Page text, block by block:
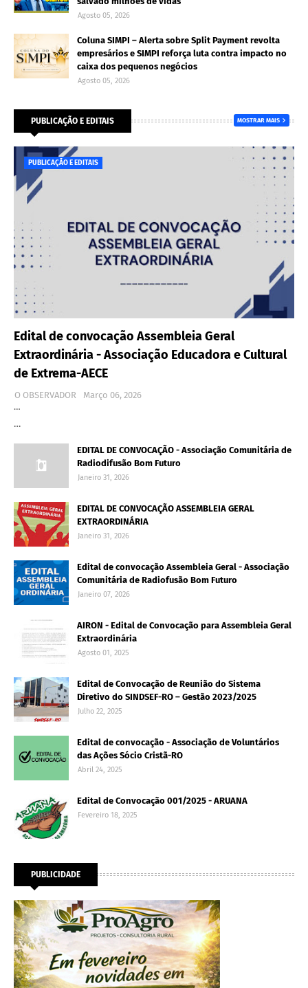
Agosto 05, 2026
Coluna SIMPI – Alerta sobre Split Payment revolta
empresários e SIMPI reforça luta contra impacto no
caixa dos pequenos negócios
Agosto 05, 2026
PUBLICAÇÃO E EDITAIS MOSTRAR MAIS
PUBLICAÇÃO E EDITAIS
Edital de convocação Assembleia Geral
Extraordinária - Associação Educadora e Cultural
de Extrema-AECE
O OBSERVADOR
Março 06, 2026
…
…
EDITAL DE CONVOCAÇÃO - Associação Comunitária de
Radiodifusão Bom Futuro
Janeiro 31, 2026
EDITAL DE CONVOCAÇÃO ASSEMBLEIA GERAL
EXTRAORDINÁRIA
Janeiro 31, 2026
Edital de convocação Assembleia Geral - Associação
Comunitária de Radiofusão Bom Futuro
Janeiro 07, 2026
AIRON - Edital de Convocação para Assembleia Geral
Extraordinária
Agosto 01, 2025
Edital de Convocação de Reunião do Sistema
Diretivo do SINDSEF-RO – Gestão 2023/2025
Julho 22, 2025
Edital de convocação - Associação de Voluntários
das Ações Sócio Cristã-RO
Abril 24, 2025
Edital de Convocação 001/2025 - ARUANA
Fevereiro 18, 2025
PUBLICIDADE